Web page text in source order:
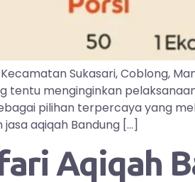
Sukasari, Coblong,
tentu menginginkan
pilihan terpercaya yang
jasa aqiqah Bandung […]
Aqiqah